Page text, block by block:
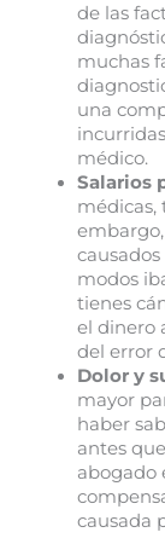
de las
muchas
una
médico.
Salarios
médicas,
modos
tienes
el dinero
del error
Dolor y
mayor
haber
antes
abogado
causada